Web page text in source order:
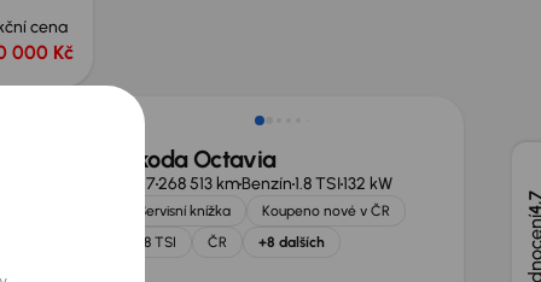
cena
000 Kč
Škoda Octavia
2017268 513 kmBenzín1.8 TSI132 kW
Servisní knížka
Koupeno nové v ČR
1.8 TSI
ČR +8 dalších